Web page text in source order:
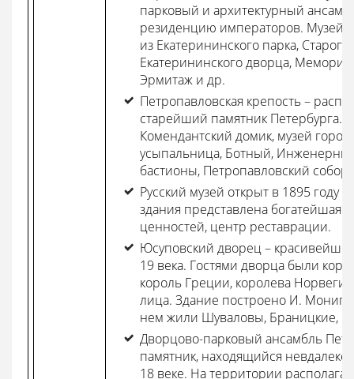
парковый и архитектурный
резиденцию императоров. Музей
из Екатерининского парка, Старого
Екатерининского дворца,
Эрмитаж и др.
Петропавловская крепость –
старейший памятник Петербурга.
Комендантский домик, музей
усыпальница, Ботный,
бастионы, Петропавловский собор.
Русский музей открыт в 1895 году
здания представлена богатейшая
ценностей, центр реставрации.
Юсуповский дворец –
19 века. Гостями дворца были
король Греции, королева
лица. Здание построено И.
нем жили Шуваловы, Браницкие,
Дворцово-парковый ансамбль
памятник, находящийся
18 веке. На территории